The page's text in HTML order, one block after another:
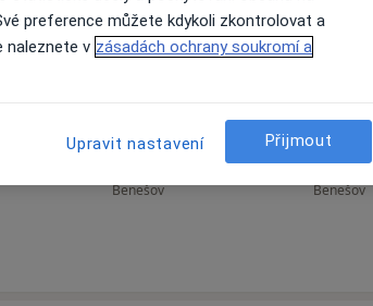
Benešov
Karel Kříž
Benešov
preference můžete kdykoli zkontrolovat a
naleznete v zásadách ochrany soukromí a
Upravit nastavení Přijmout